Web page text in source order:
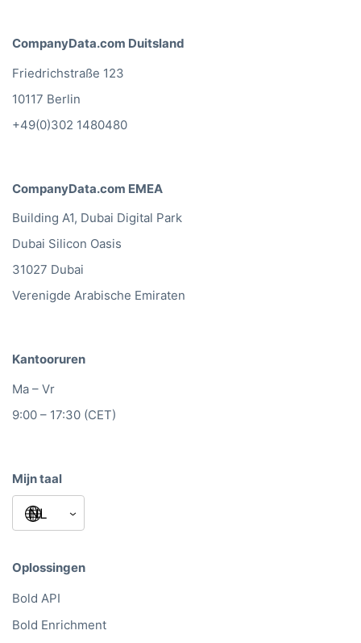
CompanyData.com Duitsland
Friedrichstraße 123
10117 Berlin
+49(0)302 1480480
CompanyData.com EMEA
Building A1, Dubai Digital Park
Dubai Silicon Oasis
31027 Dubai
Verenigde Arabische Emiraten
Kantooruren
Ma – Vr
9:00 – 17:30 (CET)
Mijn taal
Oplossingen
Bold API
Bold Enrichment